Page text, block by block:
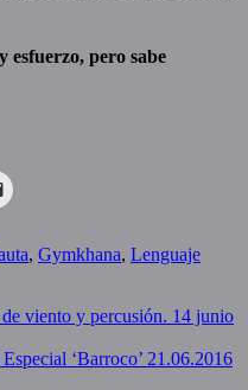
esfuerzo, pero sabe
, Gymkhana, Lenguaje
viento y percusión. 14 junio
‘Barroco’ 21.06.2016